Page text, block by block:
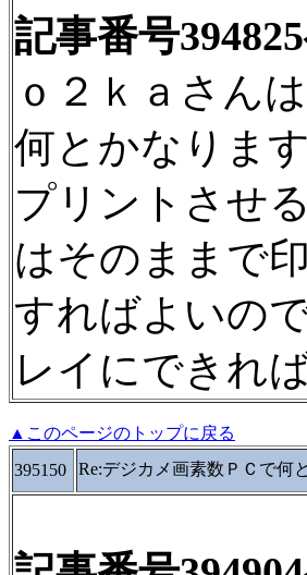
記事番号
ｏ２ｋａさん
何とかなりま
プリントさせ
はそのままで
すればよいの
レイにできれ
▲このページのトップに戻る
395150
Re:デジカメ画素数ＰＣで何